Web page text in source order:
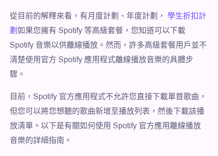
從目前的解釋來看，有月度計劃、年度計劃， 學生折扣計
劃 如果您擁有 Spotify 等高級套餐，您知道可以下載
Spotify 音樂以供離線播放。然而，許多高級套餐用戶並不
清楚使用官方 Spotify 應用程式離線播放音樂的具體步
驟。
目前，Spotify 官方應用程式不允許您直接下載單首歌曲，
但您可以將您想聽的歌曲新增至播放列表，然後下載該播
放清單。以下是有關如何使用 Spotify 官方應用離線播放
音樂的詳細指南。